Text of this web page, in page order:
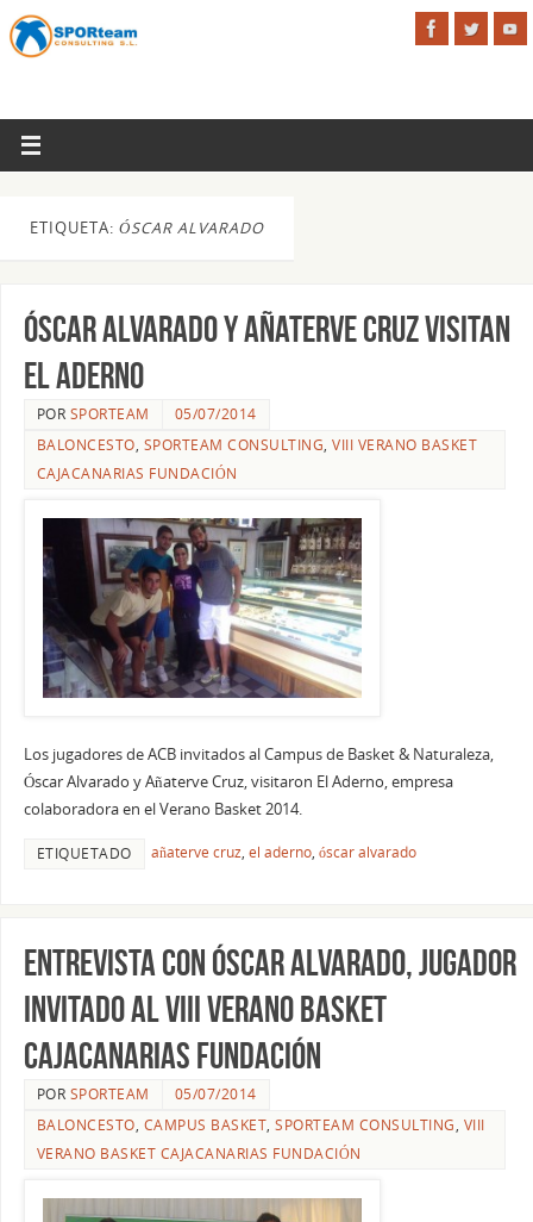
ETIQUETA: ÓSCAR ALVARADO
Óscar Alvarado y Añaterve Cruz visitan
El Aderno
POR SPORTEAM
05/07/2014
BALONCESTO, SPORTEAM CONSULTING,VIII VERANO BASKET
CAJACANARIAS FUNDACIÓN
Los jugadores de ACB invitados al Campus de Basket & Naturaleza,
Óscar Alvarado y Añaterve Cruz, visitaron El Aderno, empresa
colaboradora en el Verano Basket 2014.
ETIQUETADO añaterve cruz, el aderno, óscar alvarado
Entrevista con Óscar Alvarado, jugador
invitado al VIII Verano Basket
CajaCanarias Fundación
POR SPORTEAM
05/07/2014
BALONCESTO, CAMPUS BASKET,SPORTEAM CONSULTING, VIII
VERANO BASKET CAJACANARIAS FUNDACIÓN